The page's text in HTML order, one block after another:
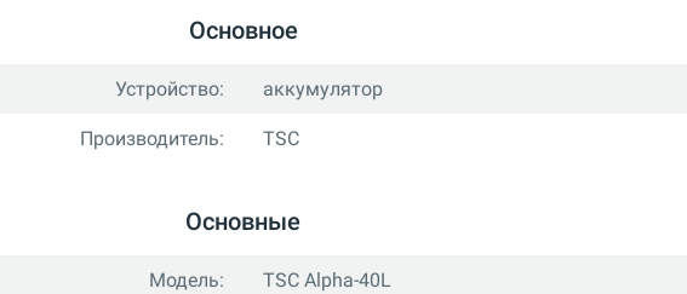
Основное
Устройство: аккумулятор
Производитель: TSC
Основные
Модель: TSC Alpha-40L